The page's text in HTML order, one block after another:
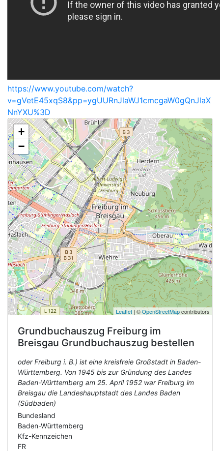
https://www.youtube.com/watch?
v=gVetE45xqS8&pp=ygUURnJlaWJ1cmcgaW0gQnJlaX
NnYXU%3D
+
−
Leaflet | ©OpenStreetMapcontributors
Grundbuchauszug Freiburg im
Breisgau Grundbuchauszug bestellen
oder Freiburg i. B.) ist eine kreisfreie Großstadt in Baden-
Württemberg. Von 1945 bis zur Gründung des Landes
Baden-Württemberg am 25. April 1952 war Freiburg im
Breisgau die Landeshauptstadt des Landes Baden
(Südbaden)
Bundesland
Baden-Württemberg
Kfz-Kennzeichen
FR